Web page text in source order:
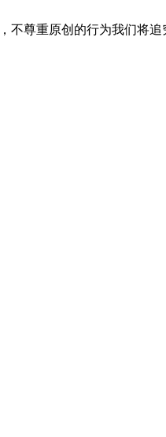
不尊重原创的行为我们将